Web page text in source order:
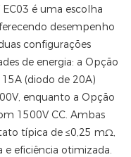
é uma escolha
desempenho
configurações
de energia: a Opção
(diodo de 20A)
enquanto a Opção
1500V CC. Ambas
típica de ≤0,25 mΩ,
eficiência otimizada.